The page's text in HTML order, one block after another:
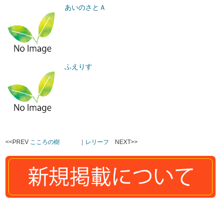
あいのさとＡ
ふえりす
<<PREV こころの樹 ｜ レリーフ NEXT>>